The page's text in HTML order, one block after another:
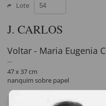
Lote
J. CARLOS
Voltar - Maria Eugenia
47 x 37 cm
nanquim sobre papel